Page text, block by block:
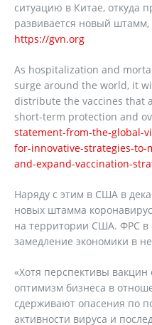
ситуацию в Китае, откуда
развивается новый
https://gvn.org
As hospitalization and
surge around the world, it
distribute the vaccines that
short-term protection and
statement-from-the-global-
for-innovative-strategies-to-
and-expand-vaccination-
Наряду с этим в США в
новых штамма
на территории США. ФРС в
замедление экономики в
«Хотя перспективы вакцин
оптимизм бизнеса в
сдерживают опасения по
активности вируса и